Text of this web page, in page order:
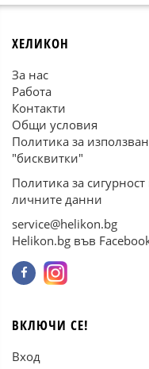
ХЕЛИКОН
За нас
Работа
Контакти
Общи условия
Политика за
"бисквитки"
Политика за сигурност
личните данни
service@helikon.bg
Helikon.bg във
ВКЛЮЧИ СЕ!
Вход